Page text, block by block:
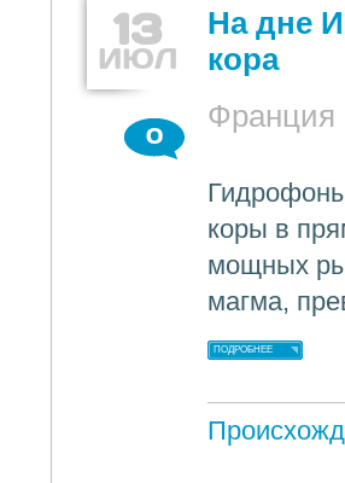
13
ИЮЛ
На дне
кора
Франция
0
коры в
мощных
магма,
ПОДРОБНЕЕ